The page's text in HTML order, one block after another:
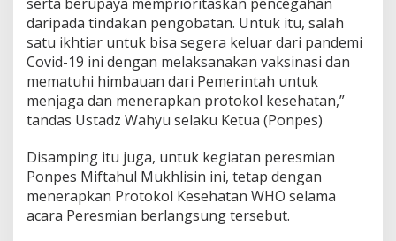
daripada tindakan pengobatan. Untuk itu, salah
satu ikhtiar untuk bisa segera keluar dari pandemi
Covid-19 ini dengan melaksanakan vaksinasi dan
mematuhi himbauan dari Pemerintah untuk
menjaga dan menerapkan protokol kesehatan,”
tandas Ustadz Wahyu selaku Ketua (Ponpes)
Disamping itu juga, untuk kegiatan peresmian
Ponpes Miftahul Mukhlisin ini, tetap dengan
menerapkan Protokol Kesehatan WHO selama
acara Peresmian berlangsung tersebut.